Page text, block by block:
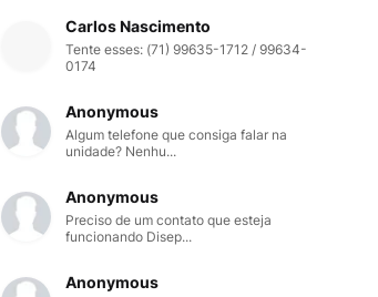
Carlos Nascimento
Tente esses: (71) 99635-1712 / 99634-
0174
Anonymous
Algum telefone que consiga falar na
unidade? Nenhu...
Anonymous
Preciso de um contato que esteja
funcionando Disep...
Anonymous